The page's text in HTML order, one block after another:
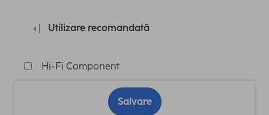
Utilizare recomandată
Hi-Fi Component
Salvare